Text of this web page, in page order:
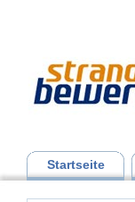
Startseite